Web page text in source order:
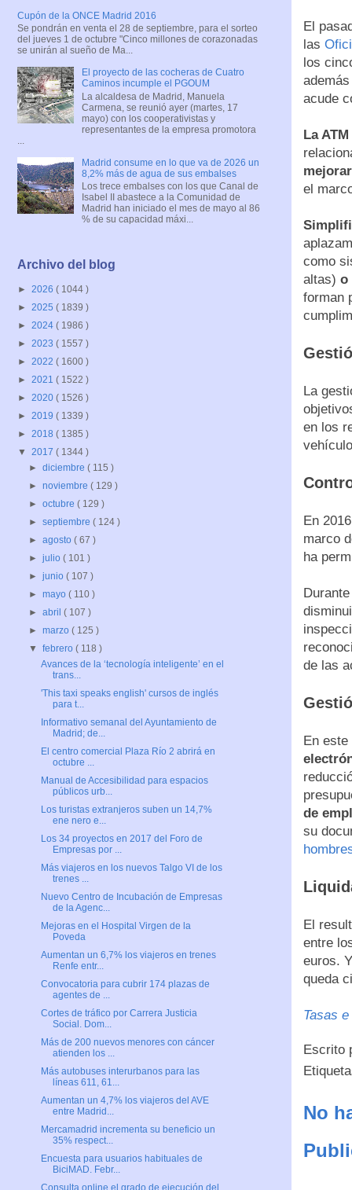
El
las
los
acude
La
el
como
altas) o
forman
La
en los
En
marco
ha
de las
En
de
su
El
entre
euros.
queda
Tasas
Escrito
No
Cupón de la ONCE Madrid 2016
Se pondrán en venta el 28 de septiembre, para el sorteo
del jueves 1 de octubre "Cinco millones de corazonadas
se unirán al sueño de Ma...
El proyecto de las cocheras de Cuatro
Caminos incumple el PGOUM
La alcaldesa de Madrid, Manuela
Carmena, se reunió ayer (martes, 17
mayo) con los cooperativistas y
representantes de la empresa promotora
Madrid consume en lo que va de 2026 un
8,2% más de agua de sus embalses
Los trece embalses con los que Canal de
Isabel II abastece a la Comunidad de
Madrid han iniciado el mes de mayo al 86
% de su capacidad máxi...
Archivo del blog
► 2026 ( 1044 )
► 2025 ( 1839 )
► 2024 ( 1986 )
► 2023 ( 1557 )
► 2022 ( 1600 )
► 2021 ( 1522 )
► 2020 ( 1526 )
► 2019 ( 1339 )
► 2018 ( 1385 )
▼ 2017 ( 1344 )
►diciembre( 115 )
►noviembre( 129 )
►octubre( 129 )
►septiembre( 124 )
►agosto( 67 )
►julio( 101 )
►junio( 107 )
►mayo( 110 )
►abril( 107 )
►marzo( 125 )
▼febrero( 118 )
Avances de la ‘tecnología inteligente’ en el
trans...
'This taxi speaks english' cursos de inglés
para t...
Informativo semanal del Ayuntamiento de
Madrid; de...
El centro comercial Plaza Río 2 abrirá en
octubre ...
Manual de Accesibilidad para espacios
públicos urb...
Los turistas extranjeros suben un 14,7%
ene nero e...
Los 34 proyectos en 2017 del Foro de
Empresas por ...
Más viajeros en los nuevos Talgo VI de los
trenes ...
Nuevo Centro de Incubación de Empresas
de la Agenc...
Mejoras en el Hospital Virgen de la
Poveda
Aumentan un 6,7% los viajeros en trenes
Renfe entr...
Convocatoria para cubrir 174 plazas de
agentes de ...
Cortes de tráfico por Carrera Justicia
Social. Dom...
Más de 200 nuevos menores con cáncer
atienden los ...
Más autobuses interurbanos para las
líneas 611, 61...
Aumentan un 4,7% los viajeros del AVE
entre Madrid...
Mercamadrid incrementa su beneficio un
35% respect...
Encuesta para usuarios habituales de
BiciMAD. Febr...